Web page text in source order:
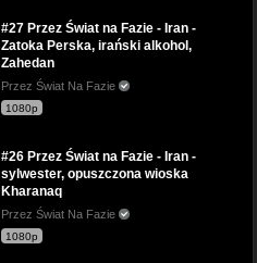
#27 Przez Świat na Fazie - Iran -
Zatoka Perska, irański alkohol,
Zahedan
Przez Świat Na Fazie
1080p
#26 Przez Świat na Fazie - Iran -
sylwester, opuszczona wioska
Kharanaq
Przez Świat Na Fazie
1080p